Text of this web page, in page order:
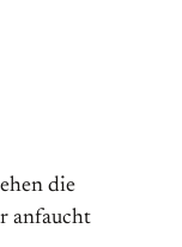
die
anfaucht